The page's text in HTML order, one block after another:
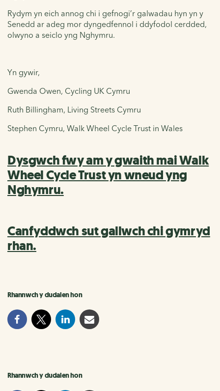
Rydym yn eich annog chi i gefnogi’r galwadau hyn yn y
Senedd ar adeg mor dyngedfennol i ddyfodol cerdded,
olwyno a seiclo yng Nghymru.
Yn gywir,
Gwenda Owen, Cycling UK Cymru
Ruth Billingham, Living Streets Cymru
Stephen Cymru, Walk Wheel Cycle Trust in Wales
Dysgwch fwy am y gwaith mai Walk
Wheel Cycle Trust yn wneud yng
Nghymru.
Canfyddwch sut gallwch chi gymryd
rhan.
Rhannwch y dudalen hon
Rhannwch y dudalen hon